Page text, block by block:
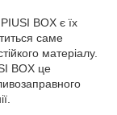
BOX є їх
саме
матеріалу.
BOX це